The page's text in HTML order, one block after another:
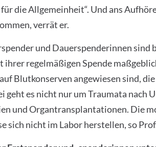
die Allgemeinheit“. Und ans
verrät er.
und Dauerspenderinnen
ihrer regelmäßigen Spende
Blutkonserven angewiesen sind,
geht es nicht nur um Traumata nach
und Organtransplantationen. Die
sich nicht im Labor herstellen, so